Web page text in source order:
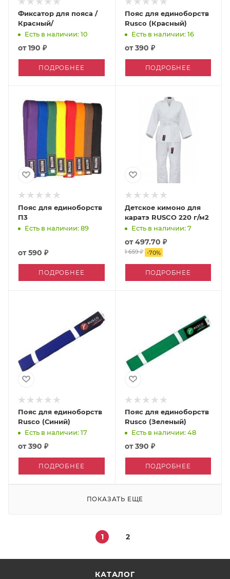
Фиксатор для пояса /
Красный/
Есть в наличии: 10
от190 ₽
ПОДРОБНЕЕ
Пояс для единоборств
Rusco (Красный)
Есть в наличии: 16
от390 ₽
ПОДРОБНЕЕ
Пояс для единоборств
П3
Есть в наличии: 89
от590 ₽
ПОДРОБНЕЕ
Детское кимоно для
каратэ RUSCO 220 г/м2
Есть в наличии: 7
от497.70 ₽
1 659 ₽ -70%
ПОДРОБНЕЕ
Пояс для единоборств
Rusco (Синий)
Есть в наличии: 17
от390 ₽
ПОДРОБНЕЕ
Пояс для единоборств
Rusco (Зеленый)
Есть в наличии: 48
от390 ₽
ПОДРОБНЕЕ
ПОКАЗАТЬ ЕЩЕ
1 2
КАТАЛОГ